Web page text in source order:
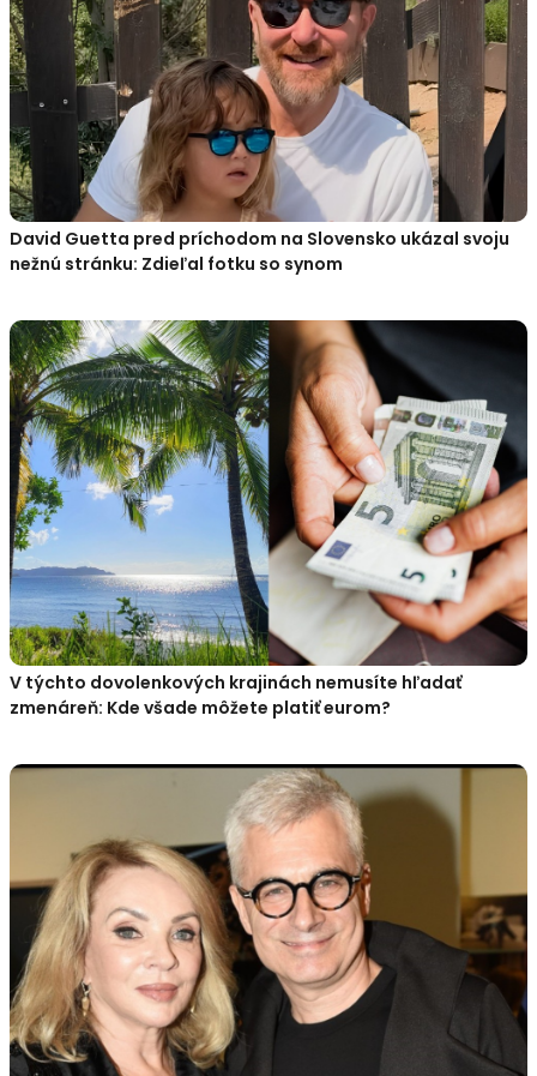
David Guetta pred príchodom na Slovensko ukázal svoju
nežnú stránku: Zdieľal fotku so synom
V týchto dovolenkových krajinách nemusíte hľadať
zmenáreň: Kde všade môžete platiť eurom?